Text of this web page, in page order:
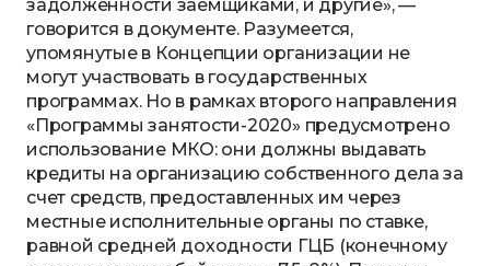
задолженности заемщиками, и другие», —
говорится в документе. Разумеется,
упомянутые в Концепции организации не
могут участвовать в государственных
программах. Но в рамках второго направления
«Программы занятости-2020» предусмотрено
использование МКО: они должны выдавать
кредиты на организацию собственного дела за
счет средств, предоставленных им через
местные исполнительные органы по ставке,
равной средней доходности ГЦБ (конечному